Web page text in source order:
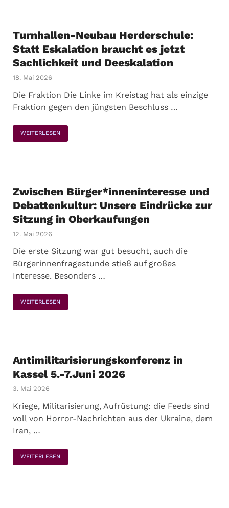
Turnhallen-Neubau Herderschule:
Statt Eskalation braucht es jetzt
Sachlichkeit und Deeskalation
18. Mai 2026
Die Fraktion Die Linke im Kreistag hat als einzige
Fraktion gegen den jüngsten Beschluss …
WEITERLESEN
Zwischen Bürger*inneninteresse und
Debattenkultur: Unsere Eindrücke zur
Sitzung in Oberkaufungen
12. Mai 2026
Die erste Sitzung war gut besucht, auch die
Bürgerinnenfragestunde stieß auf großes
Interesse. Besonders …
WEITERLESEN
Antimilitarisierungskonferenz in
Kassel 5.-7.Juni 2026
3. Mai 2026
Kriege, Militarisierung, Aufrüstung: die Feeds sind
voll von Horror-Nachrichten aus der Ukraine, dem
Iran, …
WEITERLESEN